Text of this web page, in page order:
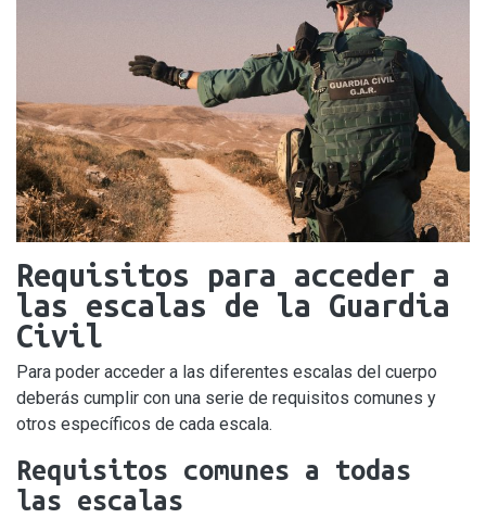
Requisitos para acceder a
las escalas de la Guardia
Civil
Para poder acceder a las diferentes escalas del cuerpo
deberás cumplir con una serie de requisitos comunes y
otros específicos de cada escala.
Requisitos comunes a todas
las escalas